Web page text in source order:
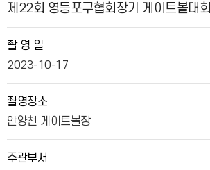
제22회 영등포구협회장기 게이트볼대회
촬 영 일
2023-10-17
촬영장소
안양천 게이트볼장
주관부서